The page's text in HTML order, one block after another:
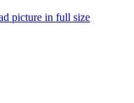
picture in full size